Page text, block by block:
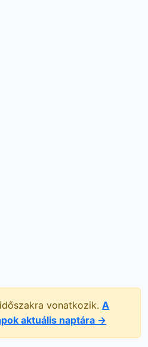
vonatkozik. A
aktuális naptára →